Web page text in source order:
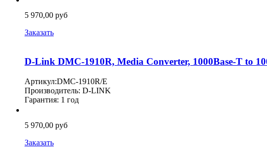
5 970,00 руб
Заказать
D-Link DMC-1910R, Media Converter, 1000Base-T to
Артикул:DMC-1910R/E
Производитель: D-LINK
Гарантия: 1 год
5 970,00 руб
Заказать